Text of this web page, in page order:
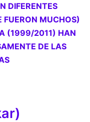
DIFERENTES
FUERON MUCHOS)
(1999/2011) HAN
DE LAS